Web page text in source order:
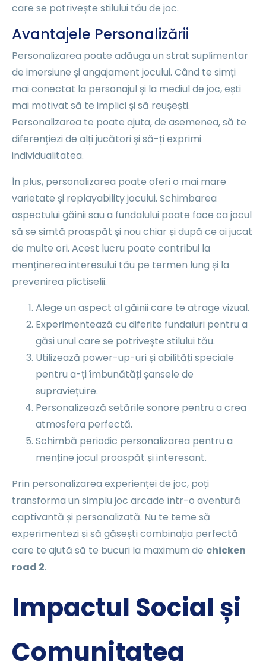
care se potrivește stilului tău de joc.
Avantajele Personalizării
Personalizarea poate adăuga un strat suplimentar
de imersiune și angajament jocului. Când te simți
mai conectat la personajul și la mediul de joc, ești
mai motivat să te implici și să reușești.
Personalizarea te poate ajuta, de asemenea, să te
diferențiezi de alți jucători și să-ți exprimi
individualitatea.
În plus, personalizarea poate oferi o mai mare
varietate și replayability jocului. Schimbarea
aspectului găinii sau a fundalului poate face ca jocul
să se simtă proaspăt și nou chiar și după ce ai jucat
de multe ori. Acest lucru poate contribui la
menținerea interesului tău pe termen lung și la
prevenirea plictiselii.
Alege un aspect al găinii care te atrage vizual.
Experimentează cu diferite fundaluri pentru a
găsi unul care se potrivește stilului tău.
Utilizează power-up-uri și abilități speciale
pentru a-ți îmbunătăți șansele de
supraviețuire.
Personalizează setările sonore pentru a crea
atmosfera perfectă.
Schimbă periodic personalizarea pentru a
menține jocul proaspăt și interesant.
Prin personalizarea experienței de joc, poți
transforma un simplu joc arcade într-o aventură
captivantă și personalizată. Nu te teme să
experimentezi și să găsești combinația perfectă
care te ajută să te bucuri la maximum de chicken
road 2.
Impactul Social și
Comunitatea